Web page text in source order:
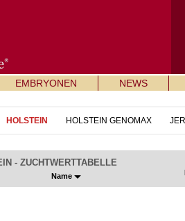
EMBRYONEN NEWS
HOLSTEIN HOLSTEIN GENOMAX
- ZUCHTWERTTABELLE
Name